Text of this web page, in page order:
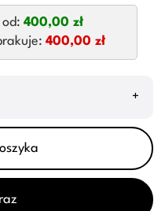
od: 400,00 zł
400,00 zł
+